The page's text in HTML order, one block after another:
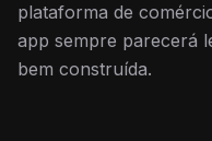
plataforma de
app sempre parecerá
bem construída.